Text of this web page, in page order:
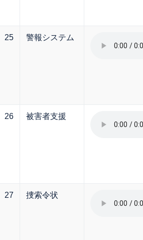
25 警報システム
26 被害者支援
27 捜索令状